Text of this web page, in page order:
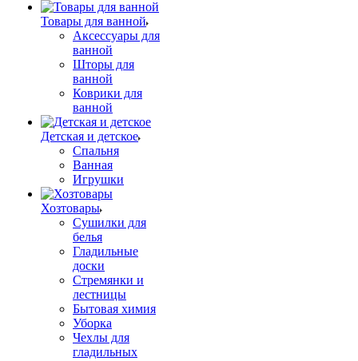
Товары для ванной
Аксессуары для
ванной
Шторы для
ванной
Коврики для
ванной
Детская и детское
Спальня
Ванная
Игрушки
Хозтовары
Сушилки для
белья
Гладильные
доски
Стремянки и
лестницы
Бытовая химия
Уборка
Чехлы для
гладильных